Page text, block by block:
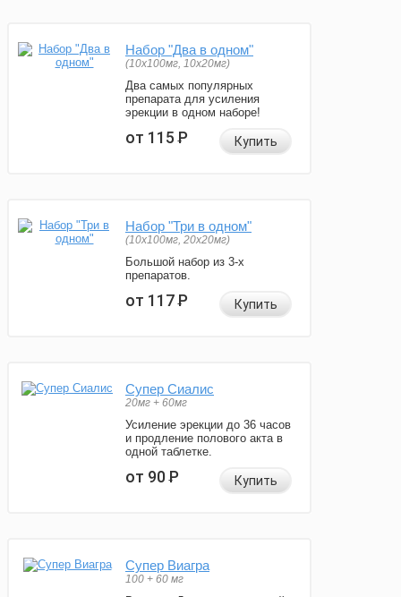
Набор "Два в одном"
(10x100мг, 10x20мг)
Два самых популярных
препарата для усиления
эрекции в одном наборе!
от 115Р Купить
Набор "Три в одном"
(10x100мг, 20x20мг)
Большой набор из 3-х
препаратов.
от 117Р Купить
Супер Сиалис
20мг + 60мг
Усиление эрекции до 36 часов
и продление полового акта в
одной таблетке.
от 90Р Купить
Супер Виагра
100 + 60 мг